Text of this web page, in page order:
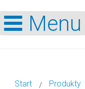
Menu
Start Produkty